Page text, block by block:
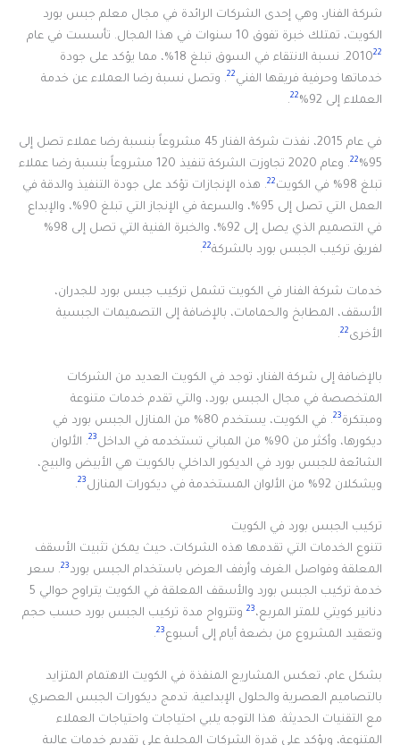
شركة الفنار، وهي إحدى الشركات الرائدة في مجال معلم جبس بورد
الكويت، تمتلك خبرة تفوق 10 سنوات في هذا المجال. تأسست في عام
201022
. نسبة الانتقاء في السوق تبلغ 18%، مما يؤكد على جودة
خدماتها وحرفية فريقها الفني22. وتصل نسبة رضا العملاء عن خدمة
العملاء إلى 92%
22
.
في عام 2015، نفذت شركة الفنار 45 مشروعاً بنسبة رضا عملاء تصل إلى
95%
22
. وعام 2020 تجاوزت الشركة تنفيذ 120 مشروعاً بنسبة رضا عملاء
تبلغ 98% في الكويت
22. هذه الإنجازات تؤكد على جودة التنفيذ والدقة في
العمل التي تصل إلى 95%، والسرعة في الإنجاز التي تبلغ 90%، والإبداع
في التصميم الذي يصل إلى 92%، والخبرة الفنية التي تصل إلى 98%
لفريق تركيب الجبس بورد بالشركة22
.
خدمات شركة الفنار في الكويت تشمل تركيب جبس بورد للجدران،
الأسقف، المطابخ والحمامات، بالإضافة إلى التصميمات الجبسية
الأخرى22
.
بالإضافة إلى شركة الفنار، توجد في الكويت العديد من الشركات
المتخصصة في مجال الجبس بورد، والتي تقدم خدمات متنوعة
ومبتكرة23
. في الكويت، يستخدم 80% من المنازل الجبس بورد في
ديكورها، وأكثر من 90% من المباني تستخدمه في الداخل
23. الألوان
الشائعة للجبس بورد في الديكور الداخلي بالكويت هي الأبيض والبيج،
ويشكلان 92% من الألوان المستخدمة في ديكورات المنازل
23
.
تركيب الجبس بورد في الكويت
تتنوع الخدمات التي تقدمها هذه الشركات، حيث يمكن تثبيت الأسقف
المعلقة وفواصل الغرف وأرفف العرض باستخدام الجبس بورد23. سعر
خدمة تركيب الجبس بورد والأسقف المعلقة في الكويت يتراوح حوالي 5
دنانير كويتي للمتر المربع،23 وتترواح مدة تركيب الجبس بورد حسب حجم
وتعقيد المشروع من بضعة أيام إلى أسبوع23
.
بشكل عام، تعكس المشاريع المنفذة في الكويت الاهتمام المتزايد
بالتصاميم العصرية والحلول الإبداعية. تدمج ديكورات الجبس العصري
مع التقنيات الحديثة. هذا التوجه يلبي احتياجات واحتياجات العملاء
المتنوعة، ويؤكد على قدرة الشركات المحلية على تقديم خدمات عالية